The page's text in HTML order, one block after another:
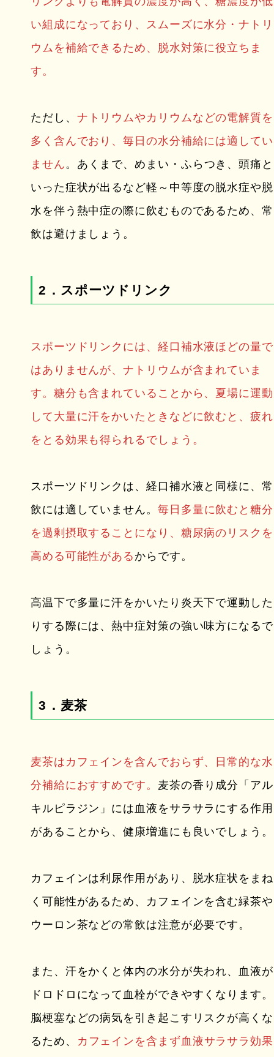
い組成になっており、スムーズに水分・ナトリ
ウムを補給できるため、脱水対策に役立ちま
す。
ただし、 ナトリウムやカリウムなどの電解質を
多く含んでおり、毎日の水分補給には適してい
ません 。あくまで、めまい・ふらつき、頭痛と
いった症状が出るなど軽～中等度の脱水症や脱
水を伴う熱中症の際に飲むものであるため、常
飲は避けましょう。
2．スポーツドリンク
スポーツドリンクには、経口補水液ほどの量で
はありませんが、ナトリウムが含まれていま
す。糖分も含まれていることから、夏場に運動
して大量に汗をかいたときなどに飲むと、疲れ
をとる効果も得られるでしょう。
スポーツドリンクは、経口補水液と同様に、常
飲には適していません。 毎日多量に飲むと糖分
を過剰摂取することになり、糖尿病のリスクを
高める可能性があるからです。
高温下で多量に汗をかいたり炎天下で運動した
りする際には、熱中症対策の強い味方になるで
しょう。
3．麦茶
麦茶はカフェインを含んでおらず、日常的な水
分補給におすすめです。 麦茶の香り成分「アル
キルピラジン」には血液をサラサラにする作用
があることから、健康増進にも良いでしょう。
カフェインは利尿作用があり、脱水症状をまね
く可能性があるため、カフェインを含む緑茶や
ウーロン茶などの常飲は注意が必要です。
また、汗をかくと体内の水分が失われ、血液が
ドロドロになって血栓ができやすくなります。
脳梗塞などの病気を引き起こすリスクが高くな
るため、
カフェインを含まず血液サラサラ効果